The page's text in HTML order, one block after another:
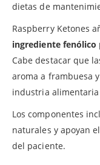
dietas de
Raspberry Ketones
ingrediente fenólico
Cabe destacar que
aroma a frambuesa
industria alimentaria
Los componentes
naturales y apoyan el
del paciente.